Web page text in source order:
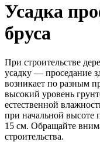
Усадка
бруса
При строительстве
усадку — проседание
возникает по разным
высокий уровень
естественной
при начальной высоте
15 см. Обращайте
строительства.